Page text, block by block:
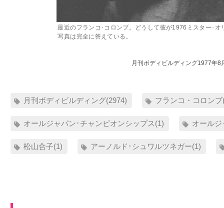
最近のフランコ･コロンブ。どうして彼が1976ミスター･
写真は完全に答えている。
月刊ボディビルディング1977年8
月刊ボディビルディング(2974) フランコ・コロン
オールジャパン･チャンピオンシップス(1) オール
松山合子(1) アーノルド･シュワルツネガー(1)